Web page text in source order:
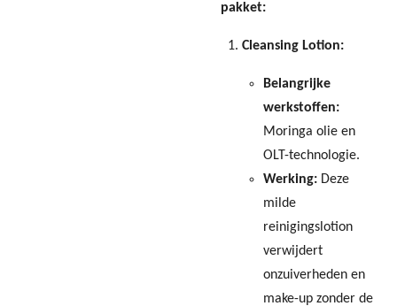
pakket:
Cleansing Lotion:
Belangrijke
werkstoffen:
Moringa olie en
OLT-technologie.
Werking: Deze
milde
reinigingslotion
verwijdert
onzuiverheden en
make-up zonder de